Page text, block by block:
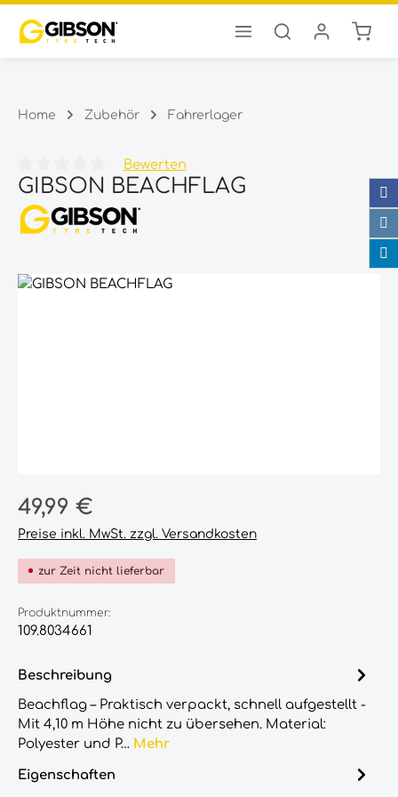
Zum Hauptinhalt springen
Home Zubehör Fahrerlager
Durchschnittliche Bewertung von 0 von 5 Sternen
Bewerten
GIBSON BEACHFLAG
Bildergalerie überspringen
Regulärer Preis:
49,99 €
Preise inkl. MwSt. zzgl. Versandkosten
zur Zeit nicht lieferbar
Produktnummer:
109.8034661
Beschreibung
Beachflag – Praktisch verpackt, schnell aufgestellt -
Mit 4,10 m Höhe nicht zu übersehen. Material:
Polyester und P… Mehr
Eigenschaften